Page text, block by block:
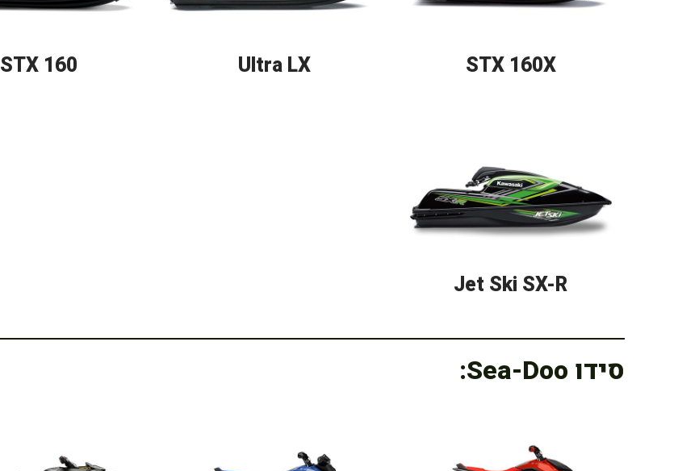
STX 160X
Ultra LX
STX 160
Jet Ski SX-R
סידו Sea-Doo: